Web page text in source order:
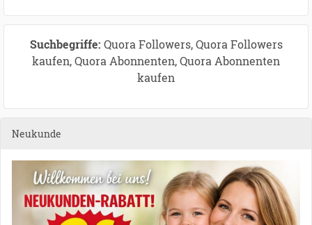
Suchbegriffe: Quora Followers, Quora Followers
kaufen, Quora Abonnenten, Quora Abonnenten
kaufen
Neukunde